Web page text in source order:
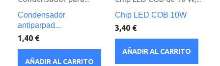
Condensador
antiparpad...
1,40 €
AÑADIR AL CARRITO
Chip LED COB 10W
3,40 €
AÑADIR AL CARRITO